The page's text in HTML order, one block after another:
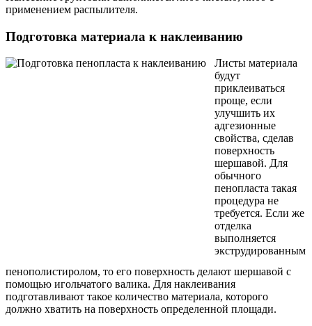
применением распылителя.
Подготовка материала к наклеиванию
Листы материала
будут
приклеиваться
проще, если
улучшить их
адгезионные
свойства, сделав
поверхность
шершавой. Для
обычного
пенопласта такая
процедура не
требуется. Если же
отделка
выполняется
экструдированным
пенополистиролом, то его поверхность делают шершавой с
помощью игольчатого валика. Для наклеивания
подготавливают такое количество материала, которого
должно хватить на поверхность определенной площади.